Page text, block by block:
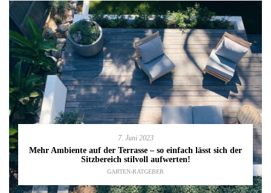
7. Juni 2023
Mehr Ambiente auf der Terrasse – so einfach lässt sich der
Sitzbereich stilvoll aufwerten!
GARTEN-RATGEBER